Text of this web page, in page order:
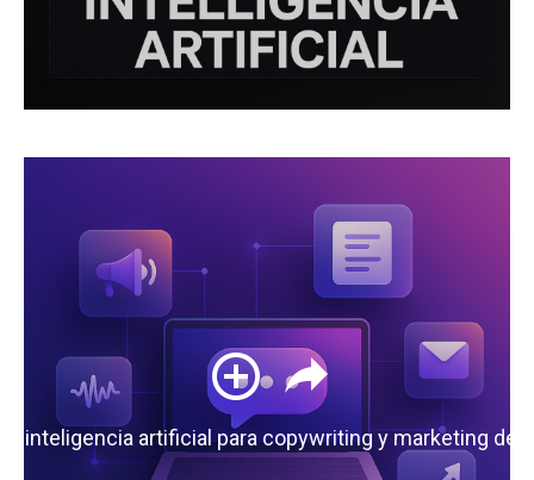
la inteligencia artificial para copywriting y marketing de